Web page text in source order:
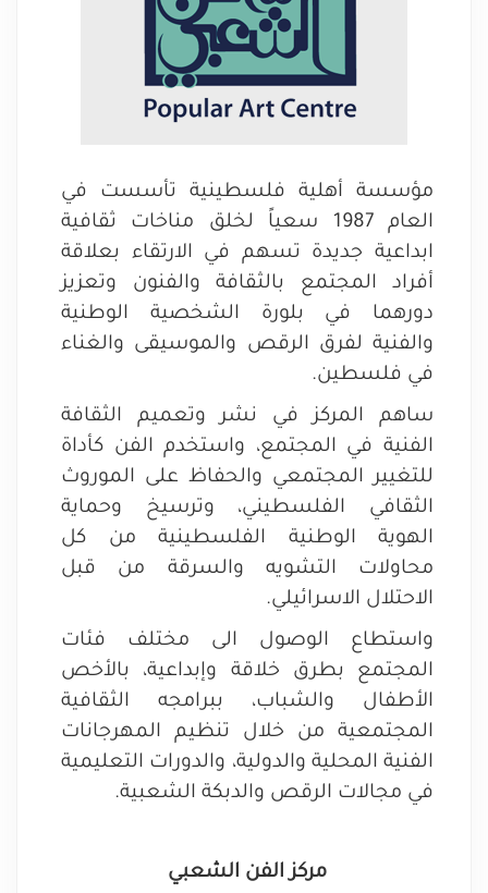
مؤسسة أهلية فلسطينية تأسست في
العام 1987 سعياً لخلق مناخات ثقافية
ابداعية جديدة تسهم في الارتقاء بعلاقة
أفراد المجتمع بالثقافة والفنون وتعزيز
دورهما في بلورة الشخصية الوطنية
والفنية لفرق الرقص والموسيقى والغناء
في فلسطين.
ساهم المركز في نشر وتعميم الثقافة
الفنية في المجتمع، واستخدم الفن كأداة
للتغيير المجتمعي والحفاظ على الموروث
الثقافي الفلسطيني، وترسيخ وحماية
الهوية الوطنية الفلسطينية من كل
محاولات التشويه والسرقة من قبل
الاحتلال الاسرائيلي.
واستطاع الوصول الى مختلف فئات
المجتمع بطرق خلاقة وإبداعية، بالأخص
الأطفال والشباب، ببرامجه الثقافية
المجتمعية من خلال تنظيم المهرجانات
الفنية المحلية والدولية، والدورات التعليمية
في مجالات الرقص والدبكة الشعبية.
مركز الفن الشعبي